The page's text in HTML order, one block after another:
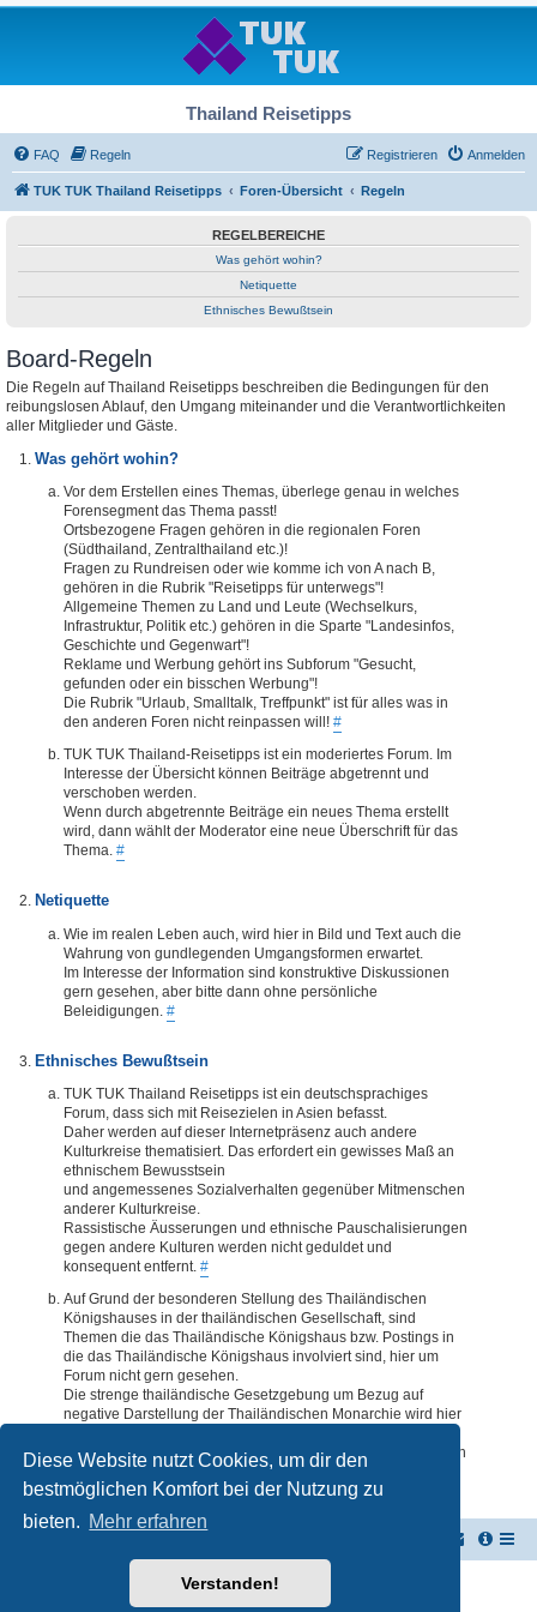
Diese Website nutzt Cookies, um dir den
bestmöglichen Komfort bei der Nutzung zu
bieten. Mehr erfahren
Verstanden!
Thailand Reisetipps
FAQ Regeln Anmelden
Registrieren
TUK TUK Thailand Reisetipps Foren-Übersicht Regeln
REGELBEREICHE
Was gehört wohin?
Netiquette
Ethnisches Bewußtsein
Board-Regeln
Die Regeln auf Thailand Reisetipps beschreiben die Bedingungen für den
reibungslosen Ablauf, den Umgang miteinander und die Verantwortlichkeiten
aller Mitglieder und Gäste.
Was gehört wohin?
Vor dem Erstellen eines Themas, überlege genau in welches
Forensegment das Thema passt!
Ortsbezogene Fragen gehören in die regionalen Foren
(Südthailand, Zentralthailand etc.)!
Fragen zu Rundreisen oder wie komme ich von A nach B,
gehören in die Rubrik "Reisetipps für unterwegs"!
Allgemeine Themen zu Land und Leute (Wechselkurs,
Infrastruktur, Politik etc.) gehören in die Sparte "Landesinfos,
Geschichte und Gegenwart"!
Reklame und Werbung gehört ins Subforum "Gesucht,
gefunden oder ein bisschen Werbung"!
Die Rubrik "Urlaub, Smalltalk, Treffpunkt" ist für alles was in
den anderen Foren nicht reinpassen will! #
TUK TUK Thailand-Reisetipps ist ein moderiertes Forum. Im
Interesse der Übersicht können Beiträge abgetrennt und
verschoben werden.
Wenn durch abgetrennte Beiträge ein neues Thema erstellt
wird, dann wählt der Moderator eine neue Überschrift für das
Thema. #
Netiquette
Wie im realen Leben auch, wird hier in Bild und Text auch die
Wahrung von gundlegenden Umgangsformen erwartet.
Im Interesse der Information sind konstruktive Diskussionen
gern gesehen, aber bitte dann ohne persönliche
Beleidigungen. #
Ethnisches Bewußtsein
TUK TUK Thailand Reisetipps ist ein deutschsprachiges
Forum, dass sich mit Reisezielen in Asien befasst.
Daher werden auf dieser Internetpräsenz auch andere
Kulturkreise thematisiert. Das erfordert ein gewisses Maß an
ethnischem Bewusstsein
und angemessenes Sozialverhalten gegenüber Mitmenschen
anderer Kulturkreise.
Rassistische Äusserungen und ethnische Pauschalisierungen
gegen andere Kulturen werden nicht geduldet und
konsequent entfernt. #
Auf Grund der besonderen Stellung des Thailändischen
Königshauses in der thailändischen Gesellschaft, sind
Themen die das Thailändische Königshaus bzw. Postings in
die das Thailändische Königshaus involviert sind, hier um
Forum nicht gern gesehen.
Die strenge thailändische Gesetzgebung um Bezug auf
negative Darstellung der Thailändischen Monarchie wird hier
deren Inhalte diesbezüglich auch nur ansatzweise bedenklich
erscheinen, kommentarlos entfernt. #
Powered byphpBB® Forum Software © phpBB Limited
Deutsche Übersetzung durchphpBB.de